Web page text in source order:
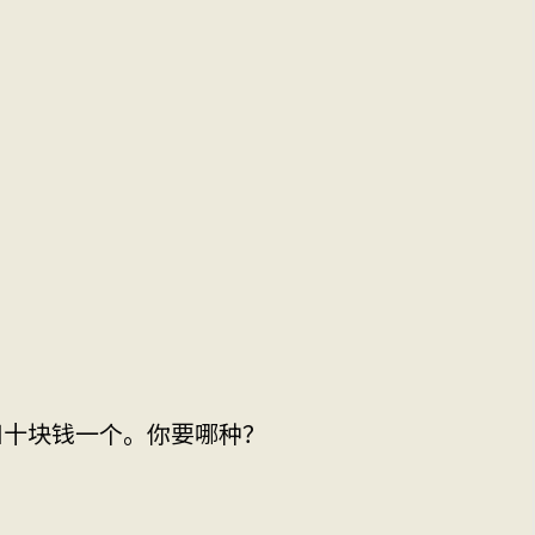
块钱一个。你要哪种？